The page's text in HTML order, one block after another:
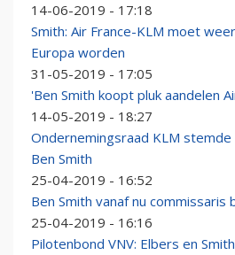
14-06-2019 - 17:18
Smith: Air France-KLM moet
Europa worden
31-05-2019 - 17:05
'Ben Smith koopt pluk aandelen
14-05-2019 - 18:27
Ondernemingsraad KLM
Ben Smith
25-04-2019 - 16:52
Ben Smith vanaf nu commissaris
25-04-2019 - 16:16
Pilotenbond VNV: Elbers en